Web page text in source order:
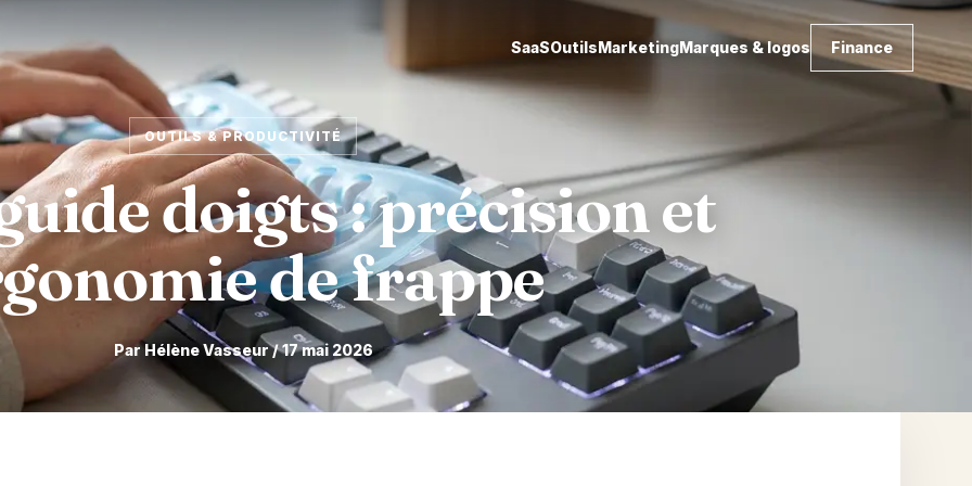
SaaSOutilsMarketingMarques & logos Finance
OUTILS & PRODUCTIVITÉ
doigts : précision et
de frappe
Par Hélène Vasseur / 17 mai 2026